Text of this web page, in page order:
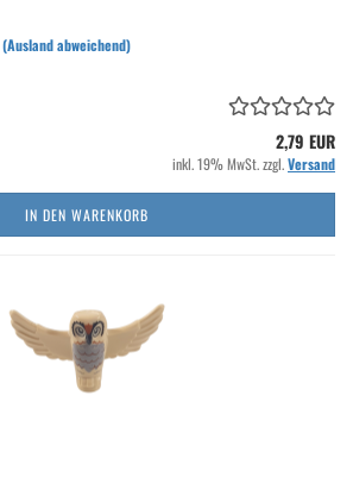
(Ausland abweichend)
2,79 EUR
inkl. 19% MwSt. zzgl.Versand
IN DEN WARENKORB